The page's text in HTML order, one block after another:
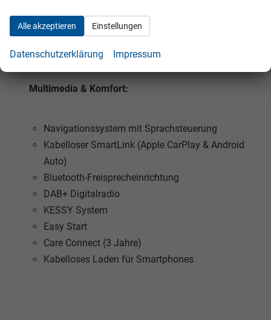
Einstiegsleisten vorn
Höhenverstellbare Vordersitze
Geteilte und umklappbare Rücksitzlehne
Multimedia & Komfort:
Navigationssystem mit Sprachsteuerung
Kabelloser SmartLink (Apple CarPlay & Android
Auto)
Bluetooth-Freisprecheinrichtung
DAB+ Digitalradio
KESSY System
Easy Start
Care Connect (3 Jahre)
Kabelloses Laden für Smartphones
Alle akzeptieren Einstellungen
Datenschutzerklärung Impressum